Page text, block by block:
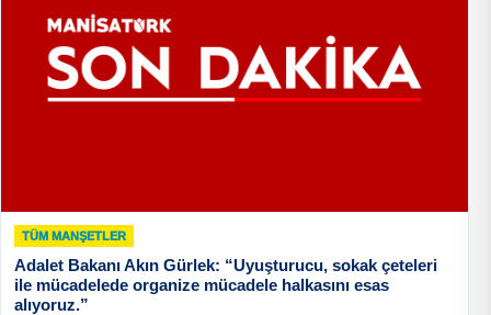
TÜM MANŞETLER
Adalet Bakanı Akın Gürlek: “Uyuşturucu, sokak çeteleri
ile mücadelede organize mücadele halkasını esas
alıyoruz.”